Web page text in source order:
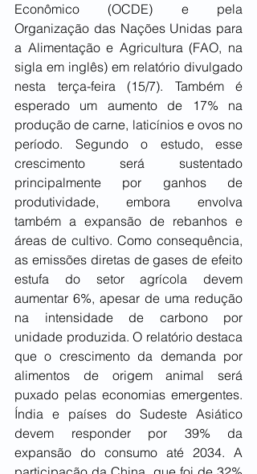
Econômico (OCDE) e pela
Organização das Nações Unidas para
a Alimentação e Agricultura (FAO, na
sigla em inglês) em relatório divulgado
nesta terça-feira (15/7). Também é
esperado um aumento de 17% na
produção de carne, laticínios e ovos no
período. Segundo o estudo, esse
crescimento será sustentado
principalmente por ganhos de
produtividade, embora envolva
também a expansão de rebanhos e
áreas de cultivo. Como consequência,
as emissões diretas de gases de efeito
estufa do setor agrícola devem
aumentar 6%, apesar de uma redução
na intensidade de carbono por
unidade produzida. O relatório destaca
que o crescimento da demanda por
alimentos de origem animal será
puxado pelas economias emergentes.
Índia e países do Sudeste Asiático
devem responder por 39% da
expansão do consumo até 2034. A